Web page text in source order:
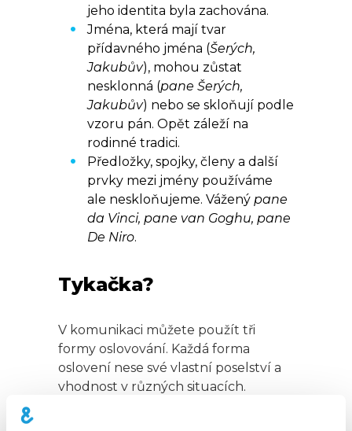
jeho identita byla zachována.
Jména, která mají tvar
přídavného jména (Šerých,
Jakubův), mohou zůstat
nesklonná (pane Šerých,
Jakubův) nebo se skloňují podle
vzoru pán. Opět záleží na
rodinné tradici.
Předložky, spojky, členy a další
prvky mezi jmény používáme
ale neskloňujeme. Vážený pane
da Vinci, pane van Goghu, pane
De Niro.
Tykačka?
V komunikaci můžete použít tři
formy oslovování. Každá forma
oslovení nese své vlastní poselství a
vhodnost v různých situacích.